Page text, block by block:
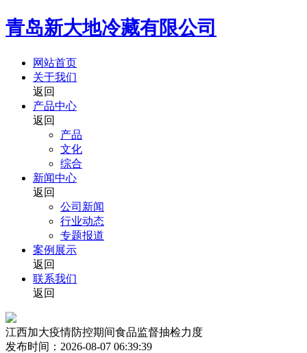
青岛新大地冷藏有限公司
网站首页
关于我们
返回
产品中心
返回
产品
文化
综合
新闻中心
返回
公司新闻
行业动态
专题报道
案例展示
返回
联系我们
返回
江西加大疫情防控期间食品监督抽检力度
发布时间：2026-08-07 06:39:39